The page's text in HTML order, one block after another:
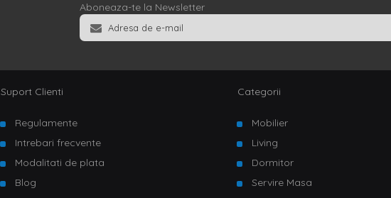
Aboneaza-te la Newsletter
Suport Clienti
Regulamente
Intrebari frecvente
Modalitati de plata
Blog
Categorii
Mobilier
Living
Dormitor
Servire Masa